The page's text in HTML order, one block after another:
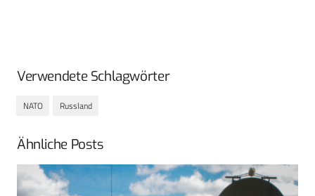
Verwendete Schlagwörter
NATO Russland
Ähnliche Posts